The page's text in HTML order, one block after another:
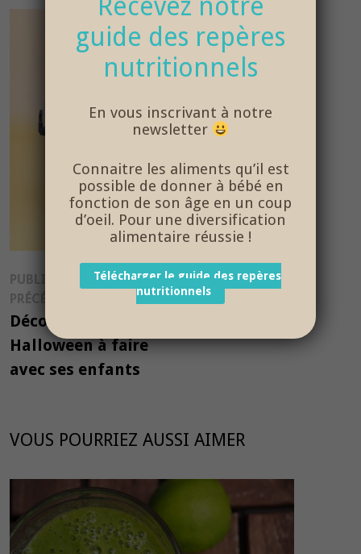
Navigation
de
l’article
PUBLICATION
PRÉCÉDENTE
Publication
Décorations
Halloween à faire
avec ses enfants
VOUS POURRIEZ AUSSI AIMER
guide des repères
nutritionnels
En vous inscrivant à notre
newsletter
Connaitre les aliments qu’il est
possible de donner à bébé en
fonction de son âge en un coup
d’oeil. Pour une diversification
alimentaire réussie !
Télécharger le guide des repères
nutritionnels